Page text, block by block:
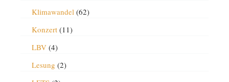
Klimawandel(62)
Konzert(11)
LBV(4)
Lesung (2)